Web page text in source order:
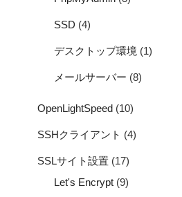
SSD (4)
デスクトップ環境 (1)
メールサーバー (8)
OpenLightSpeed (10)
SSHクライアント (4)
SSLサイト設置 (17)
Let's Encrypt (9)